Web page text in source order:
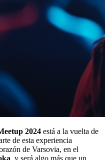
2024 está a la vuelta de
de esta experiencia
de Varsovia, en el
, y será algo más que un